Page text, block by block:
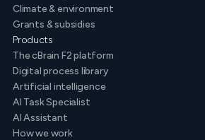
Climate & environment
Grants & subsidies
Products
The cBrain F2 platform
Digital process library
Artificial intelligence
AI Task Specialist
AI Assistant
How we work